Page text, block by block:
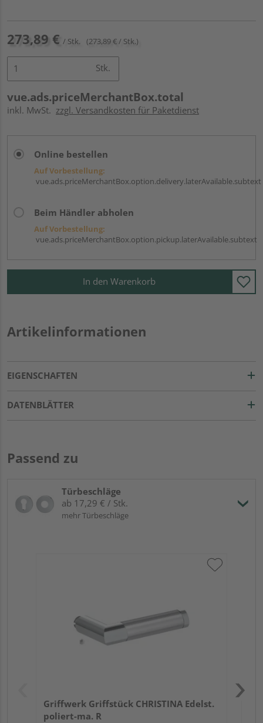
273,89 € / Stk. (273,89 € / Stk.)
Stk.
vue.ads.priceMerchantBox.total
inkl. MwSt. zzgl. Versandkosten für Paketdienst
Online bestellen
Auf Vorbestellung:
vue.ads.priceMerchantBox.option.delivery.laterAvailable.subtext
Beim Händler abholen
Auf Vorbestellung:
vue.ads.priceMerchantBox.option.pickup.laterAvailable.subtext
In den Warenkorb
Artikelinformationen
EIGENSCHAFTEN
DATENBLÄTTER
Passend zu
Türbeschläge
ab 17,29 € / Stk.
mehr Türbeschläge
Griffwerk Griffstück CHRISTINA Edelst.
poliert-ma. R